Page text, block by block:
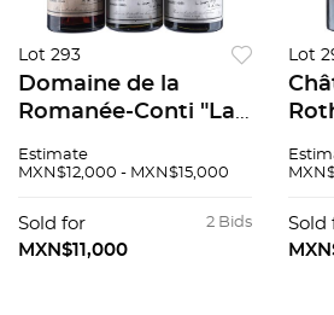
Lot 293
Domaine de la
Romanée-Conti "La
"Richebourg" 1983.
pzs total
Estimate
MXN$12,000 - MXN$15,000
2 Bids
Sold for
MXN$11,000
Lot
Sold